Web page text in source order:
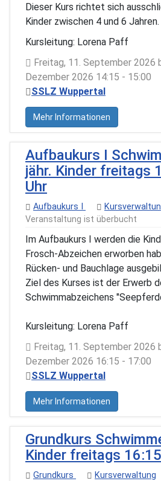
Dieser Kurs richtet sich
Kinder zwischen 4 und 6 Jahren.
Kursleitung: Lorena Paff
Freitag, 11. September 2026
Dezember 2026 14:15 - 15:00
SSLZ Wuppertal
Mehr Informationen
Aufbaukurs I
jähr. Kinder freitags
Uhr
Aufbaukurs I
Veranstaltung ist überbucht
Im Aufbaukurs I werden die
Frosch-Abzeichen erworben
Rücken- und Bauchlage
Ziel des Kurses ist der Erwerb
Schwimmabzeichens
Kursleitung: Lorena Paff
Freitag, 11. September 2026
Dezember 2026 16:15 - 17:00
SSLZ Wuppertal
Mehr Informationen
Grundkurs
Kinder freitags
Grundkurs Kursverwaltung